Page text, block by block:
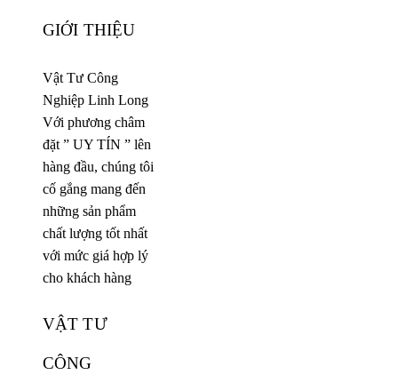
GIỚI THIỆU
Vật Tư Công
Nghiệp Linh Long
Với phương châm
đặt ” UY TÍN ” lên
hàng đầu, chúng tôi
cố gắng mang đến
những sản phẩm
chất lượng tốt nhất
với mức giá hợp lý
cho khách hàng
VẬT TƯ
CÔNG